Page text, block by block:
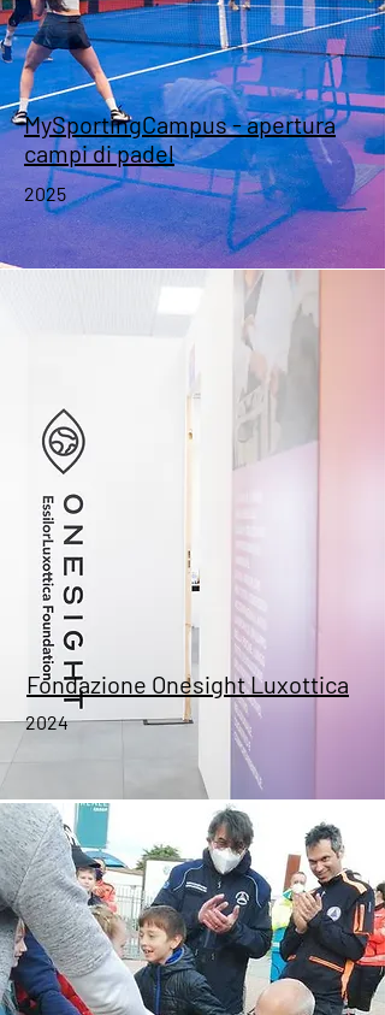
MySportingCampus - apertura
campi di padel
2025
Fondazione Onesight Luxottica
2024